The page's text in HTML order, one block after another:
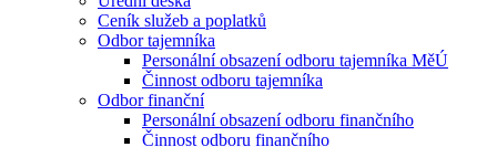
Ceník služeb a poplatků
Odbor tajemníka
Personální obsazení odboru tajemníka MěÚ
Činnost odboru tajemníka
Odbor finanční
Personální obsazení odboru finančního
Činnost odboru finančního